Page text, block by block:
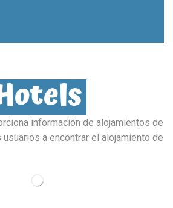
información de alojamientos de
usuarios a encontrar el alojamiento de